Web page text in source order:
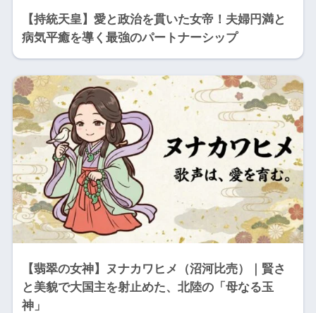
【持統天皇】愛と政治を貫いた女帝！夫婦円満と
病気平癒を導く最強のパートナーシップ
【翡翠の女神】ヌナカワヒメ（沼河比売）｜賢さ
と美貌で大国主を射止めた、北陸の「母なる玉
神」